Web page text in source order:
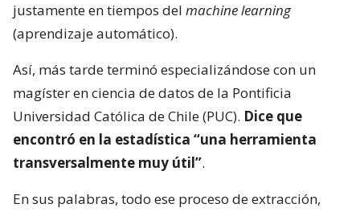
justamente en tiempos del machine learning
(aprendizaje automático).
Así, más tarde terminó especializándose con un
magíster en ciencia de datos de la Pontificia
Universidad Católica de Chile (PUC). Dice que
encontró en la estadística “una herramienta
transversalmente muy útil”.
En sus palabras, todo ese proceso de extracción,